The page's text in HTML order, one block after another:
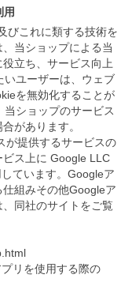
用
びこれに類する技術を
当ショップによる当
立ち、サービス向上
いユーザーは、ウェブ
を無効化することが
ショップのサービス
があります。
が提供するサービスの
ス上に Google LLC
ています。Googleア
組みその他Googleア
同社のサイトをご覧
リを使用する際の